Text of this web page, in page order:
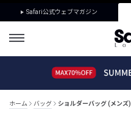
Safari公式ウェブマガジン
ホーム バッグ ショルダーバッグ (メンズ)